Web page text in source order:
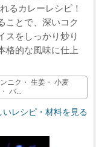
るカレーレシピ！
ことで、深いコク
スをしっかり炒り
格的な風味に仕上
ニク・ 生姜・ 小麦
バ...
レシピ・材料を見る